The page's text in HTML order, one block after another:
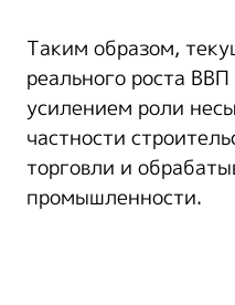
Таким образом,
реального роста
усилением роли
частности
торговли и
промышленности.